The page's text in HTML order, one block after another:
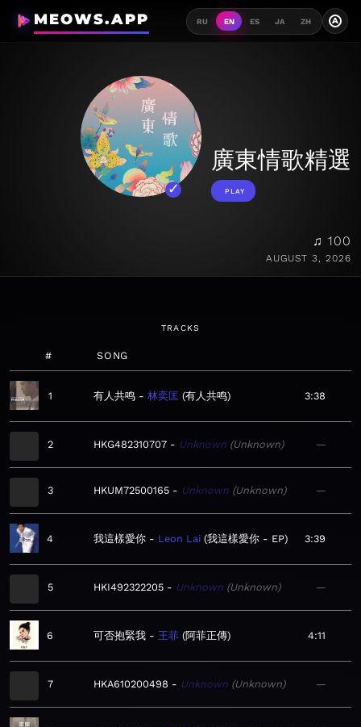
MEOWS.APP RU EN ES JA ZH A
廣東情歌精選
PLAY
♫ 100
AUGUST 3, 2026
TRACKS
# SONG
1 有人共鸣 林奕匡 有人共鸣 3:38
2 HKG482310707 Unknown Unknown —
3 HKUM72500165 Unknown Unknown —
4 我這樣愛你 Leon Lai 我這樣愛你 - EP 3:39
5 HKI492322205 Unknown Unknown —
6 可否抱緊我 王菲 阿菲正傳 4:11
7 HKA610200498 Unknown Unknown —